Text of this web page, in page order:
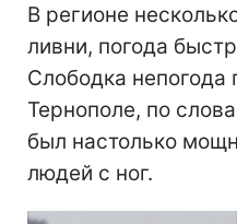
В регионе
ливни, погода
Слободка непогода
Тернополе, по
был настолько
людей с ног.